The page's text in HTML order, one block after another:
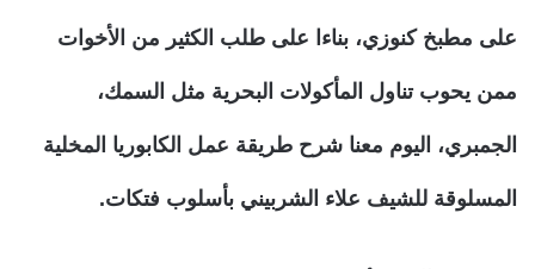
على مطبخ كنوزي، بناءا على طلب الكثير من الأخوات
ممن يحوب تناول المأكولات البحرية مثل السمك،
الجمبري، اليوم معنا شرح طريقة عمل الكابوريا المخلية
المسلوقة للشيف علاء الشربيني بأسلوب فتكات.